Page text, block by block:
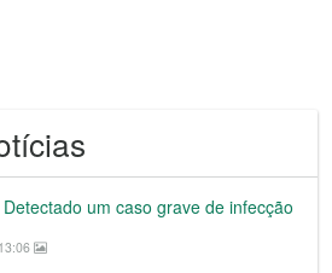
um caso grave de infecção